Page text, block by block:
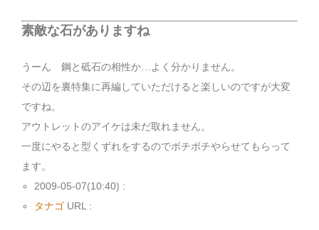
素敵な石がありますね
うーん 鋼と砥石の相性か…よく分かりません。
その辺を裏特集に再編していただけると楽しいのですが大変
ですね。
アウトレットのアイケは未だ取れません。
一度にやると型くずれをするのでボチボチやらせてもらって
ます。
2009-05-07(10:40) :
タナゴ URL :